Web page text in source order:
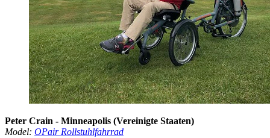
Peter Crain - Minneapolis (Vereinigte Staaten)
Model: OPair Rollstuhlfahrrad